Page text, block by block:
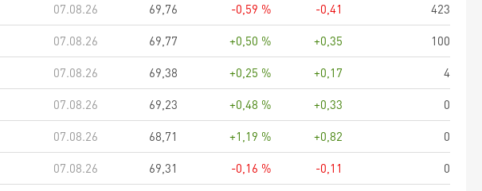
07.08.26 69,76 -0,59 % -0,41
423
07.08.26 69,77 +0,50 % +0,35
100
07.08.26 69,38 +0,25 % +0,17
4
07.08.26 69,23 +0,48 % +0,33
0
07.08.26 68,71 +1,19 % +0,82
0
07.08.26 69,31 -0,16 % -0,11
0